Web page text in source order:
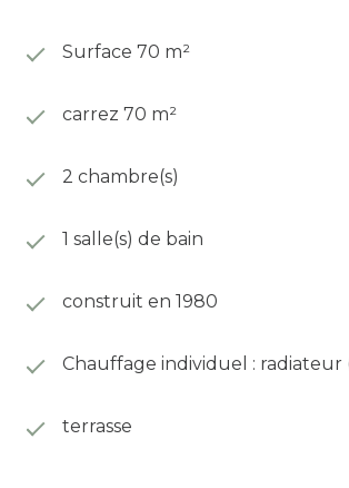
Surface 70 m²
carrez 70 m²
2 chambre(s)
1 salle(s) de bain
construit en 1980
Chauffage individuel : radiateur
terrasse